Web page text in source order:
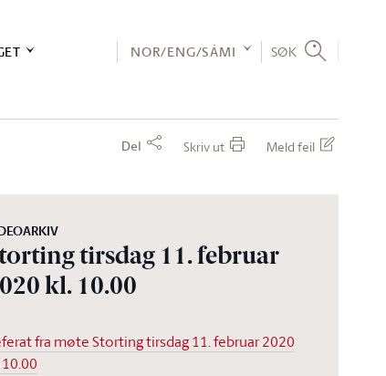
NOR/ENG/SÁMI SØK
Del Skriv ut Meld feil
tirsdag 11. februar
kl. 10.00
fra møte Storting tirsdag 11. februar 2020